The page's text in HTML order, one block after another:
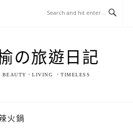
の旅遊日記
BEAUTY．LIVING ．TIMELESS
火鍋